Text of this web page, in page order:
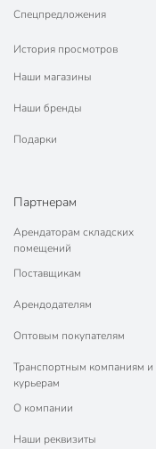
Спецпредложения
История просмотров
Наши магазины
Наши бренды
Подарки
Партнерам
Арендаторам складских
помещений
Поставщикам
Арендодателям
Оптовым покупателям
Транспортным компаниям и
курьерам
О компании
Наши реквизиты